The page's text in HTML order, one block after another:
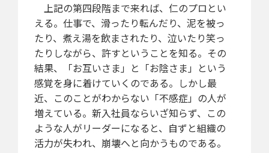
上記の第四段階まで来れば、仁のプロとい
える。仕事で、滑ったり転んだり、泥を被っ
たり、煮え湯を飲まされたり、泣いたり笑っ
たりしながら、許すということを知る。その
結果、「お互いさま」と「お陰さま」という
感覚を身に着けていくのである。しかし最
近、このことがわからない「不感症」の人が
増えている。新入社員ならいざ知らず、この
ような人がリーダーになると、自ずと組織の
活力が失われ、崩壊へと向かうものである。